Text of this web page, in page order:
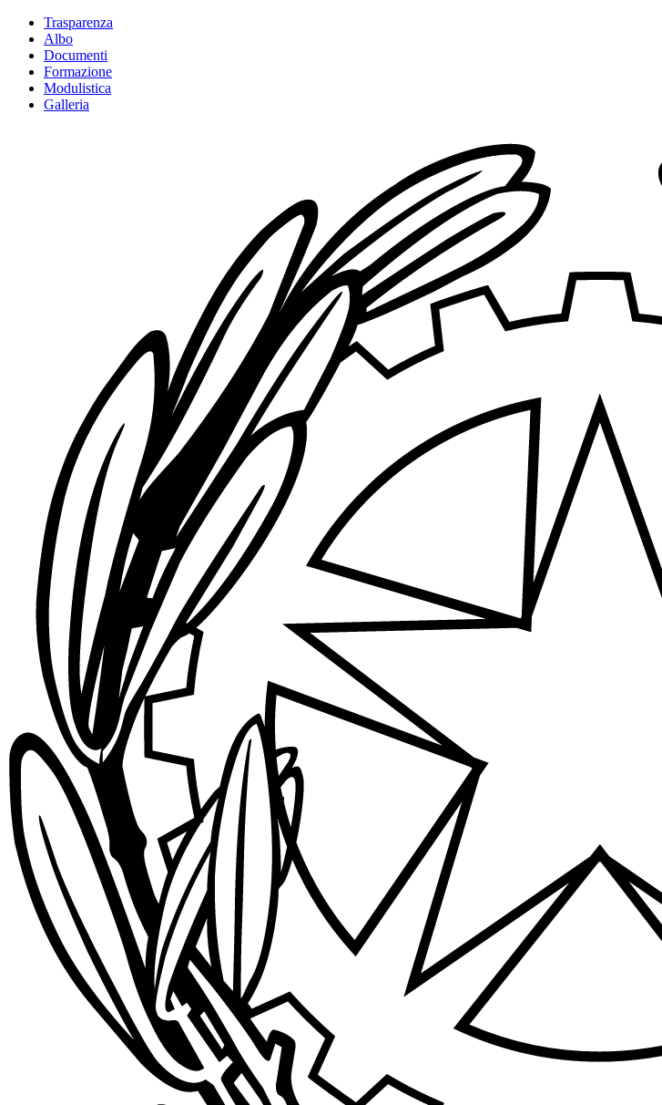
Trasparenza
Albo
Documenti
Formazione
Modulistica
Galleria